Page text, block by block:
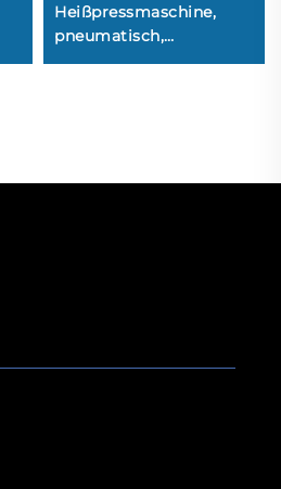
Heißpressmaschine,
pneumatisch,
automatisch öffnend,
von Mützen